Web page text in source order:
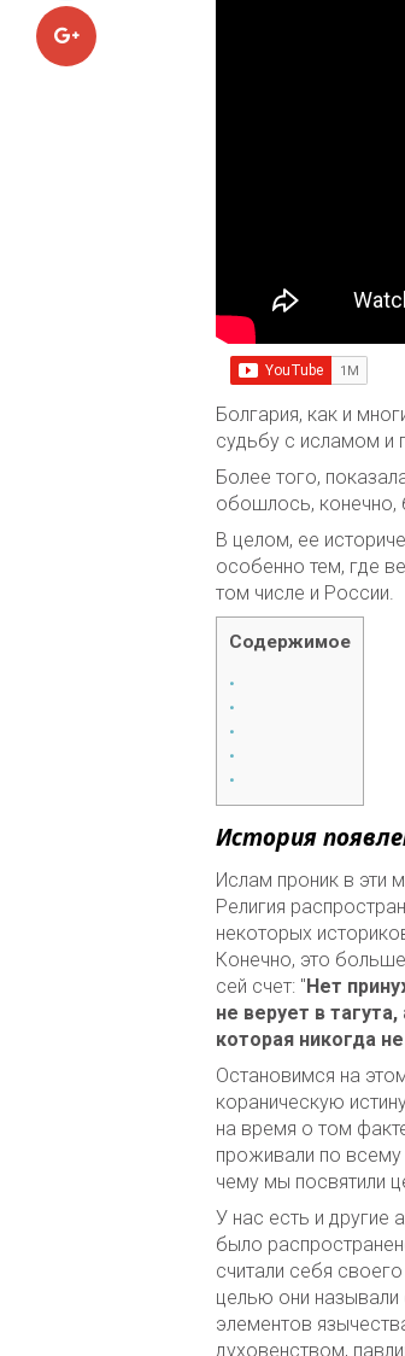
Google+
Болгария, как и
судьбу с исламом и
Более того,
обошлось, конечно,
В целом, ее
особенно тем, где
том числе и России.
Содержимое
История
Ислам проник в эти
Религия
некоторых
Конечно, это
сей счет: "Нет
не верует в
которая никогда
Остановимся на
кораническую
на время о том
проживали по всему
чему мы посвятили
У нас есть и другие
было
считали себя
целью они называли
элементов
духовенством,